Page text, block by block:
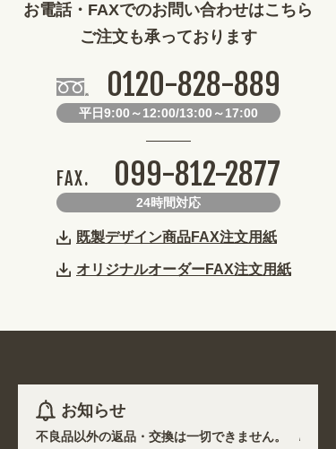
お電話・FAXでのお問い合わせはこちら
ご注文も承っております
0120-828-889
平日9:00～12:00/13:00～17:00
FAX. 099-812-2877
24時間対応
既製デザイン商品FAX注文用紙
オリジナルオーダーFAX注文用紙
お知らせ
不良品以外の返品・交換は一切できません。 /